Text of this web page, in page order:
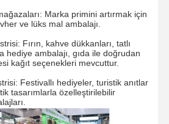
VR Gösterisi Hakkımızda
Kontrol Bize Ulaşın Haberler
Marka primini artırmak için
ve lüks mal ambalajı.
Fırın, kahve dükkanları, tatlı
hediye ambalajı, gıda ile doğrudan
kağıt seçenekleri mevcuttur.
Festivallı hediyeler, turistik anıtlar
tasarımlarla özelleştirilebilir